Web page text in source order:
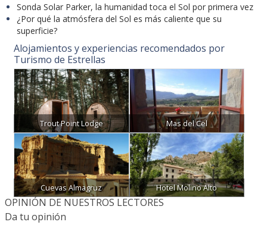
Sonda Solar Parker, la humanidad toca el Sol por primera vez
¿Por qué la atmósfera del Sol es más caliente que su
superficie?
Alojamientos y experiencias recomendados por
Turismo de Estrellas
Trout Point Lodge Mas del Cel
Cuevas Almagruz Hotel Molino Alto
OPINIÓN DE NUESTROS LECTORES
Da tu opinión